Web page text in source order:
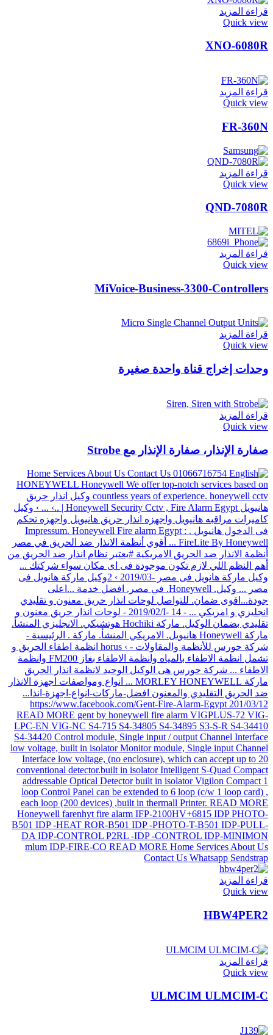
قراءة المزيد
Quick view
XNO-6080R
قراءة المزيد
Quick view
FR-360N
قراءة المزيد
Quick view
QND-7080R
قراءة المزيد
Quick view
MiVoice-Business-3300-Controllers
قراءة المزيد
Quick view
وحدات إخراج قناة واحدة صغيرة
قراءة المزيد
Quick view
صفارة الإنذار، صفارة الإنذار مع Strobe
قراءة المزيد
Quick view
HBW4PER2
قراءة المزيد
Quick view
ULMCIM ULMCIM-C